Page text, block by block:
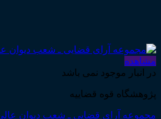
مشاهده
در انبار موجود نمی باشد
پژوهشگاه قوه قضاییه
مجموعه آرای قضایی ـ شعب دیوان عالی